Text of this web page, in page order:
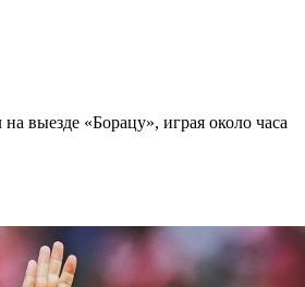
выезде «Борацу», играя около часа